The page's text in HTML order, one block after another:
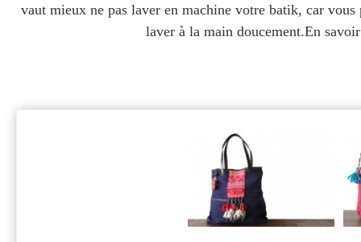
vaut mieux ne pas laver en machine votre batik, car
laver à la main doucement.En